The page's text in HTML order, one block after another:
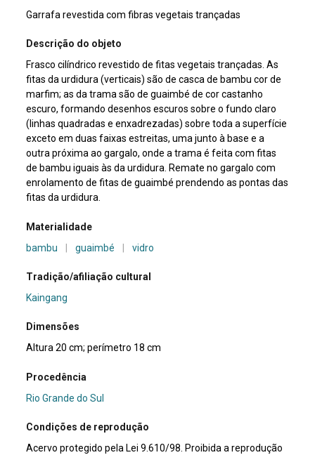
Garrafa revestida com fibras vegetais trançadas
Descrição do objeto
Frasco cilíndrico revestido de fitas vegetais trançadas. As
fitas da urdidura (verticais) são de casca de bambu cor de
marfim; as da trama são de guaimbé de cor castanho
escuro, formando desenhos escuros sobre o fundo claro
(linhas quadradas e enxadrezadas) sobre toda a superfície
exceto em duas faixas estreitas, uma junto à base e a
outra próxima ao gargalo, onde a trama é feita com fitas
de bambu iguais às da urdidura. Remate no gargalo com
enrolamento de fitas de guaimbé prendendo as pontas das
fitas da urdidura.
Materialidade
bambu
| guaimbé | vidro
Tradição/afiliação cultural
Kaingang
Dimensões
Altura 20 cm; perímetro 18 cm
Procedência
Rio Grande do Sul
Condições de reprodução
Acervo protegido pela Lei 9.610/98. Proibida a reprodução